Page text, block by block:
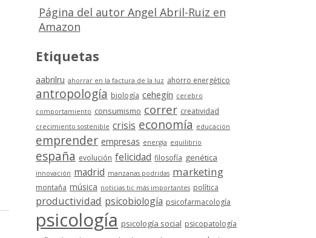
Página del autor Angel Abril-Ruiz en
Amazon
Etiquetas
aabrilru ahorrar en la factura de la luz ahorro energético
antropología biología cehegín cerebro
comportamiento consumismo correr creatividad
crecimiento sostenible crisis economía educación
emprender empresas energía equilibrio
españa evolución felicidad filosofía genética
innovación madrid manzanas podridas marketing
montaña música noticias tic más importantes política
productividad psicobiología psicofarmacología
psicología psicología social psicopatología